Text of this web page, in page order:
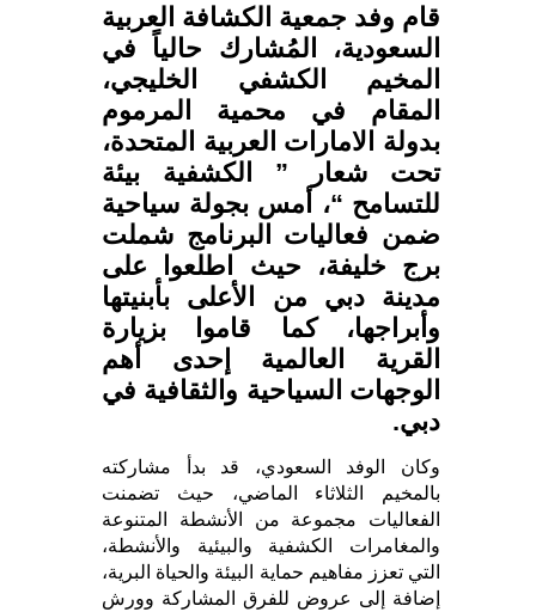
قام وفد جمعية الكشافة العربية
السعودية، المُشارك حالياً في
المخيم الكشفي الخليجي،
المقام في محمية المرموم
بدولة الامارات العربية المتحدة،
تحت شعار ” الكشفية بيئة
للتسامح “، أمس بجولة سياحية
ضمن فعاليات البرنامج شملت
برج خليفة، حيث اطلعوا على
مدينة دبي من الأعلى بأبنيتها
وأبراجها، كما قاموا بزيارة
القرية العالمية إحدى أهم
الوجهات السياحية والثقافية في
دبي.
وكان الوفد السعودي، قد بدأ مشاركته
بالمخيم الثلاثاء الماضي، حيث تضمنت
الفعاليات مجموعة من الأنشطة المتنوعة
والمغامرات الكشفية والبيئية والأنشطة،
التي تعزز مفاهيم حماية البيئة والحياة البرية،
إضافة إلى عروض للفرق المشاركة وورش